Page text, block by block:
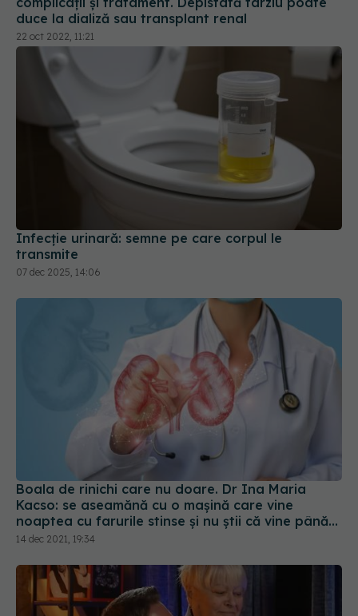
duce la dializă sau transplant renal
22 oct 2022, 11:21
Infecție urinară: semne pe care corpul le
transmite
07 dec 2025, 14:06
Boala de rinichi care nu doare. Dr Ina Maria
Kacso: se aseamănă cu o maşină care vine
noaptea cu farurile stinse şi nu ştii că vine până
nu te izbeşte
14 dec 2021, 19:34